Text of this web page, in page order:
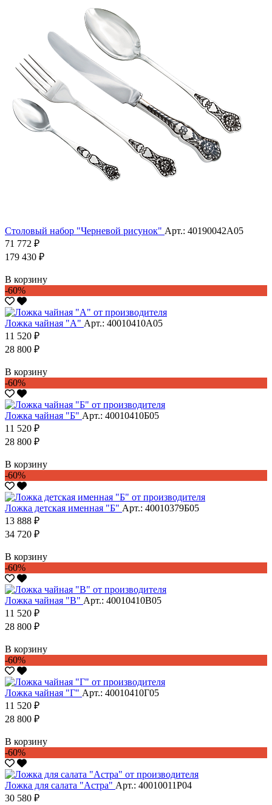
Столовый набор "Черневой рисунок" Арт.: 40190042А05
71 772 ₽
179 430 ₽
В корзину
-60%
Ложка чайная "А" Арт.: 40010410А05
11 520 ₽
28 800 ₽
В корзину
-60%
Ложка чайная "Б" Арт.: 40010410Б05
11 520 ₽
28 800 ₽
В корзину
-60%
Ложка детская именная "Б" Арт.: 40010379Б05
13 888 ₽
34 720 ₽
В корзину
-60%
Ложка чайная "В" Арт.: 40010410В05
11 520 ₽
28 800 ₽
В корзину
-60%
Ложка чайная "Г" Арт.: 40010410Г05
11 520 ₽
28 800 ₽
В корзину
-60%
Ложка для салата "Астра" Арт.: 40010011Р04
30 580 ₽